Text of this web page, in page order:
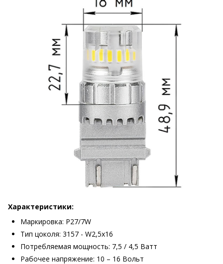
Характеристики:
Маркировка: P27/7W
Тип цоколя: 3157 - W2,5x16
Потребляемая мощность: 7,5 / 4,5 Ватт
Рабочее напряжение: 10 – 16 Вольт